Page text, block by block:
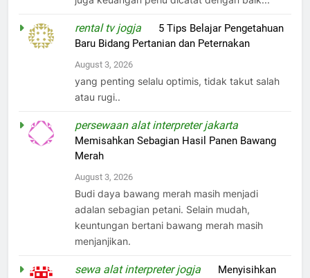
rental tv jogja
5 Tips Belajar Pengetahuan
Baru Bidang Pertanian dan Peternakan
August 3, 2026
yang penting selalu optimis, tidak takut salah
atau rugi..
persewaan alat interpreter jakarta
Memisahkan Sebagian Hasil Panen Bawang
Merah
August 3, 2026
Budi daya bawang merah masih menjadi
adalan sebagian petani. Selain mudah,
keuntungan bertani bawang merah masih
menjanjikan.
sewa alat interpreter jogja
Menyisihkan